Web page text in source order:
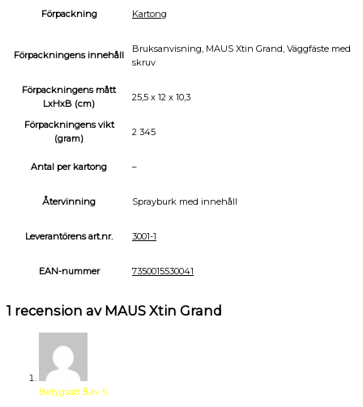
Förpackning Kartong
Förpackningens innehåll
Bruksanvisning, MAUS Xtin Grand, Väggfäste med
skruv
Förpackningens mått
LxHxB (cm)
25,5 x 12 x 10,3
Förpackningens vikt
(gram)
2 345
Antal per kartong –
Återvinning Sprayburk med innehåll
Leverantörens art.nr. 3001-1
EAN-nummer 7350015530041
1 recension av MAUS Xtin Grand
Betygsatt 5av 5